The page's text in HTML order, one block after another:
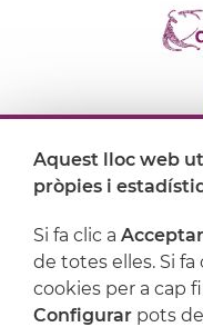
On ens trobem
Suport
Aquest lloc web
pròpies i
Si fa clic a
de totes elles. Si fa
cookies per a cap
Configurar pots